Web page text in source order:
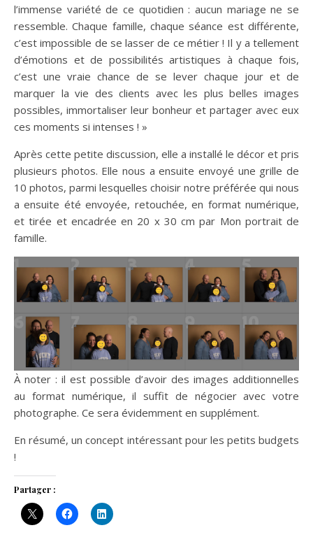
l’immense variété de ce quotidien : aucun mariage ne se
ressemble. Chaque famille, chaque séance est différente,
c’est impossible de se lasser de ce métier ! Il y a tellement
d’émotions et de possibilités artistiques à chaque fois,
c’est une vraie chance de se lever chaque jour et de
marquer la vie des clients avec les plus belles images
possibles, immortaliser leur bonheur et partager avec eux
ces moments si intenses ! »
Après cette petite discussion, elle a installé le décor et pris
plusieurs photos. Elle nous a ensuite envoyé une grille de
10 photos, parmi lesquelles choisir notre préférée qui nous
a ensuite été envoyée, retouchée, en format numérique,
et tirée et encadrée en 20 x 30 cm par Mon portrait de
famille.
À noter : il est possible d’avoir des images additionnelles
au format numérique, il suffit de négocier avec votre
photographe. Ce sera évidemment en supplément.
En résumé, un concept intéressant pour les petits budgets
!
Partager :